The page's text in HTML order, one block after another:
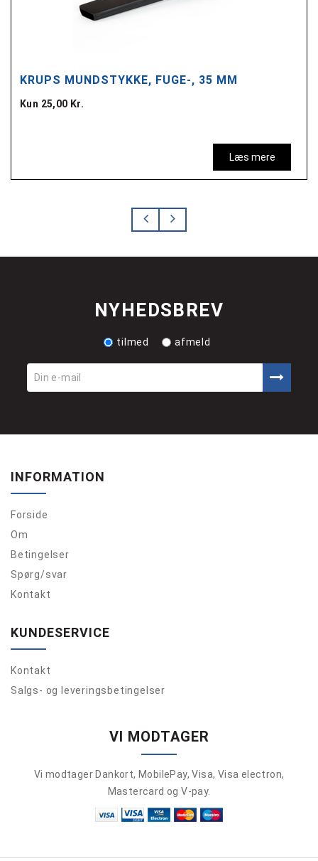
KRUPS MUNDSTYKKE, FUGE-, 35 MM
Kun 25,00 Kr.
Læs mere
NYHEDSBREV
tilmed afmeld
INFORMATION
Forside
Om
Betingelser
Spørg/svar
Kontakt
KUNDESERVICE
Kontakt
Salgs- og leveringsbetingelser
VI MODTAGER
Vi modtager Dankort, MobilePay, Visa, Visa electron,
Mastercard og V-pay.